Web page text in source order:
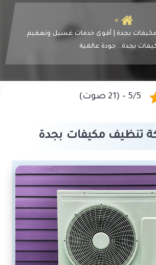
بجدة | أقوى خدمات غسيل وتعقيم
بجدة.. جودة عالمية
5/5 - (21 صوت)
تنظيف مكيفات بجدة